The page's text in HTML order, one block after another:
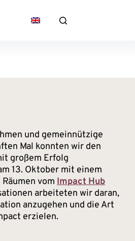
und gemeinnützige
Mal konnten wir den
großem Erfolg
13. Oktober mit einem
vom Impact Hub
arbeiteten wir daran,
anzugehen und die Art
erzielen.